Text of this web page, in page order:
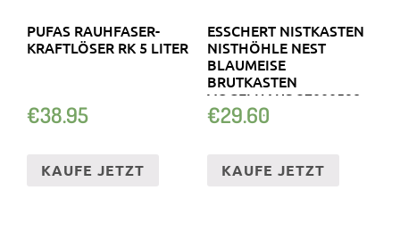
PUFAS RAUHFASER-
KRAFTLÖSER RK 5 LITER
€38.95
KAUFE JETZT
ESSCHERT NISTKASTEN
NISTHÖHLE NEST
BLAUMEISE
BRUTKASTEN
VOGELHAUS 37000598
€29.60
KAUFE JETZT